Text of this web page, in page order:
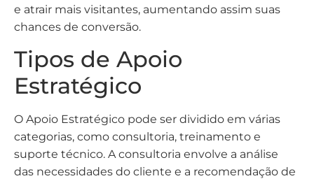
e atrair mais visitantes, aumentando assim suas
chances de conversão.
Tipos de Apoio
Estratégico
O Apoio Estratégico pode ser dividido em várias
categorias, como consultoria, treinamento e
suporte técnico. A consultoria envolve a análise
das necessidades do cliente e a recomendação de